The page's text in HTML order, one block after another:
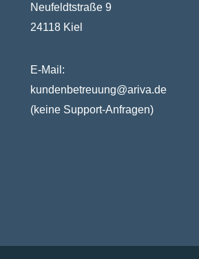
Neufeldtstraße 9
24118 Kiel
E-Mail:
kundenbetreuung@ariva.de
(keine Support-Anfragen)